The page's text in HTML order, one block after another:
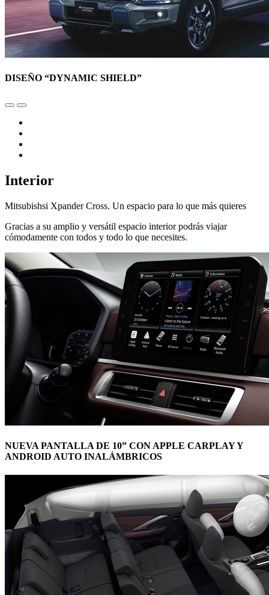
DISEÑO “DYNAMIC SHIELD”
Interior
Mitsubishsi Xpander Cross. Un espacio para lo que más quieres
Gracias a su amplio y versátil espacio interior podrás viajar
cómodamente con todos y todo lo que necesites.
NUEVA PANTALLA DE 10” CON APPLE CARPLAY Y
ANDROID AUTO INALÁMBRICOS